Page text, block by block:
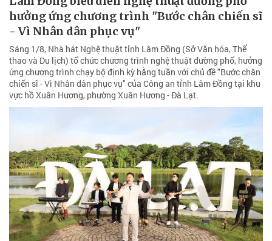
hưởng ứng chương trình "Bước chân chiến sĩ
- Vì Nhân dân phục vụ"
Sáng 1/8, Nhà hát Nghệ thuật tỉnh Lâm Đồng (Sở Văn hóa, Thể
thao và Du lịch) tổ chức chương trình nghệ thuật đường phố, hưởng
ứng chương trình chạy bộ định kỳ hằng tuần với chủ đề "Bước chân
chiến sĩ - Vì Nhân dân phục vụ" của Công an tỉnh Lâm Đồng tại khu
vực hồ Xuân Hương, phường Xuân Hương - Đà Lạt.